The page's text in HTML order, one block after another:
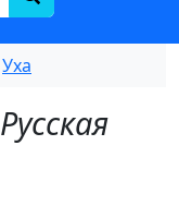
Уха
Русская